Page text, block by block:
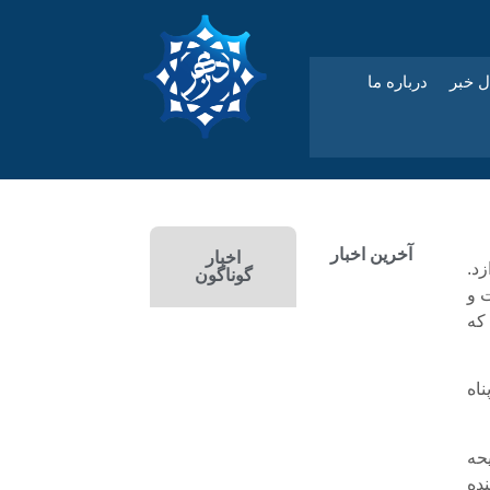
خبر درباره ما
و
که
آخرین اخبار
اخبار
گوناگون